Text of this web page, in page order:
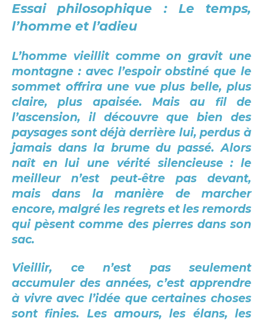
Essai philosophique : Le temps,
l’homme et l’adieu
L’homme vieillit comme on gravit une
montagne : avec l’espoir obstiné que le
sommet offrira une vue plus belle, plus
claire, plus apaisée. Mais au fil de
l’ascension, il découvre que bien des
paysages sont déjà derrière lui, perdus à
jamais dans la brume du passé. Alors
naît en lui une vérité silencieuse : le
meilleur n’est peut-être pas devant,
mais dans la manière de marcher
encore, malgré les regrets et les remords
qui pèsent comme des pierres dans son
sac.
Vieillir, ce n’est pas seulement
accumuler des années, c’est apprendre
à vivre avec l’idée que certaines choses
sont finies. Les amours, les élans, les